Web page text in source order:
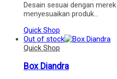
Desain sesuai dengan
menyesuaikan produk…
Quick Shop
Out of stock
Quick Shop
Box Diandra